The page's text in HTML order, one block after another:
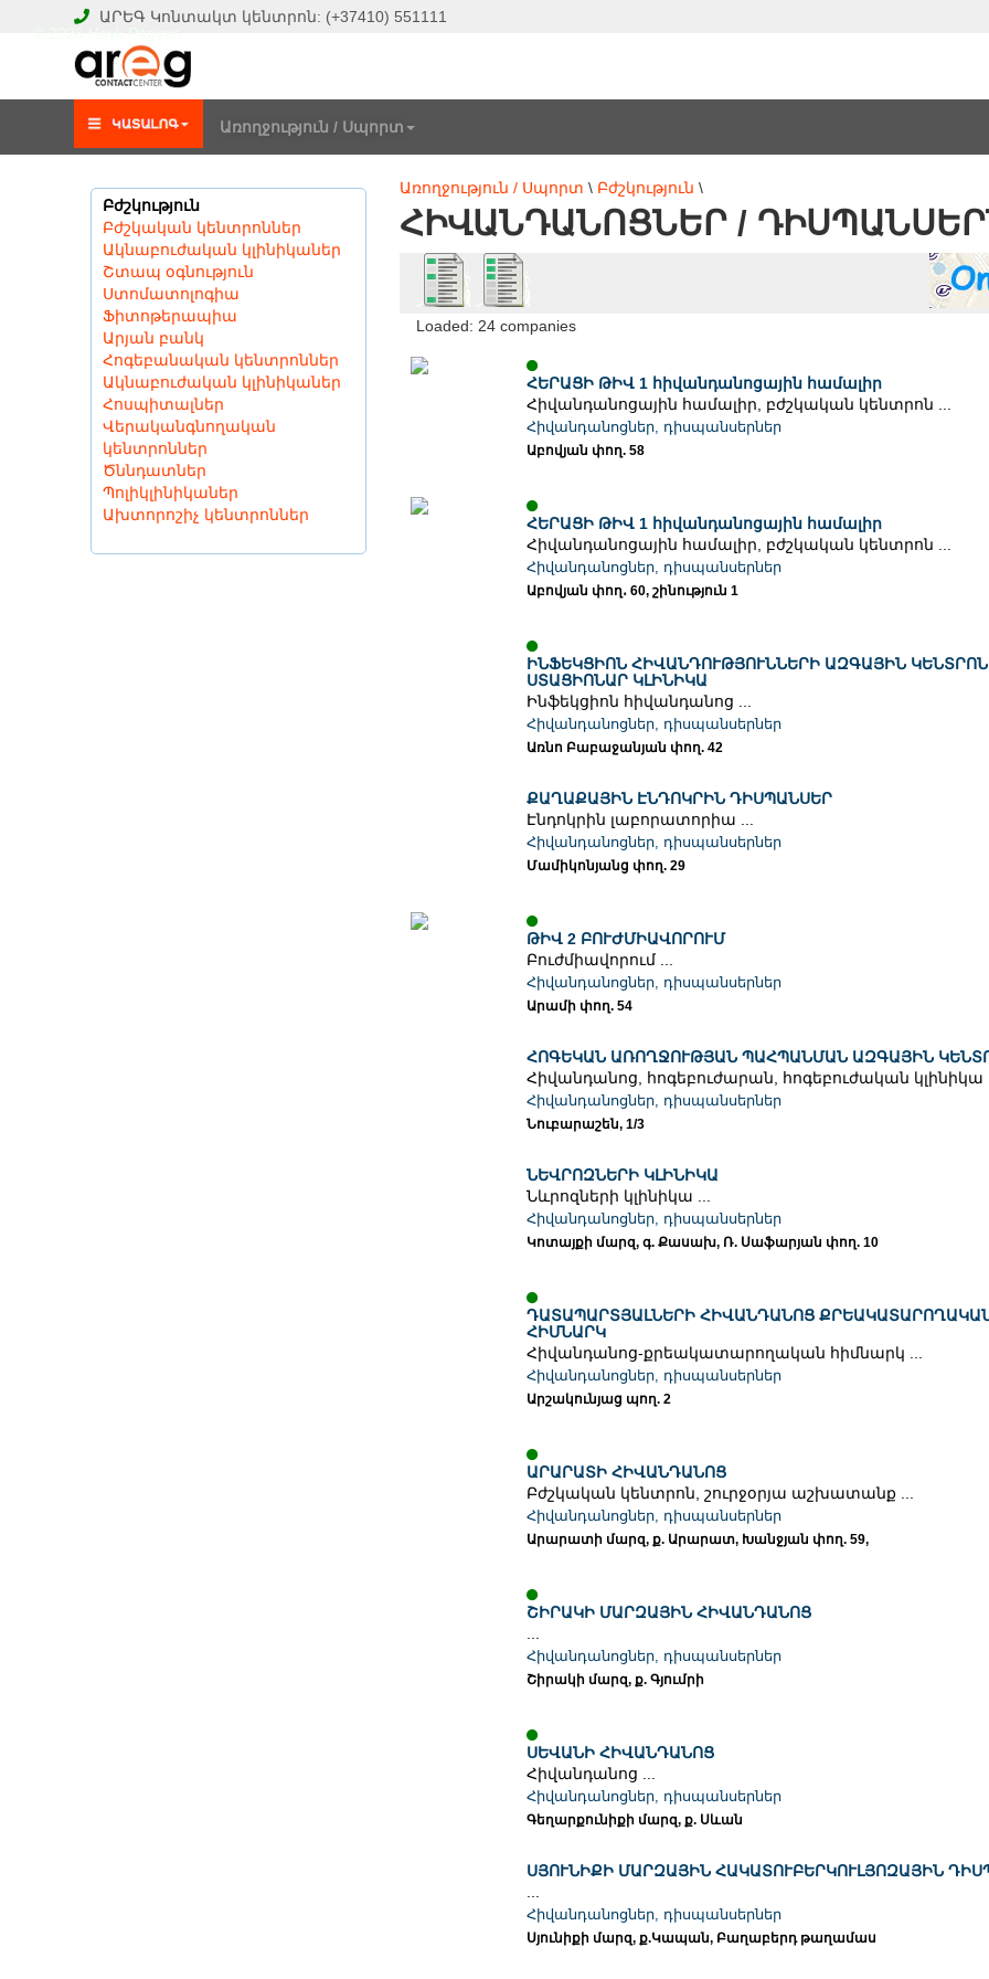
ԱՐԵԳ Կոնտակտ կենտրոն: (+37410) 551111
Առողջություն / Սպորտ
Բժշկություն
Բժշկական կենտրոններ
Ակնաբուժական կլինիկաներ
Շտապ օգնություն
Ստոմատոլոգիա
Ֆիտոթերապիա
Արյան բանկ
Հոգեբանական կենտրոններ
Ակնաբուժական կլինիկաներ
Հոսպիտալներ
Վերականգնողական
կենտրոններ
Ծննդատներ
Պոլիկլինիկաներ
Ախտորոշիչ կենտրոններ
Առողջություն / Սպորտ \ Բժշկություն \
ՀԻՎԱՆԴԱՆՈՑՆԵՐ /
Loaded: 24 companies
ՀԵՐԱՑԻ ԹԻՎ 1 հիվանդանոցային համալիր
Հիվանդանոցային համալիր, բժշկական կենտրոն ...
Հիվանդանոցներ, դիսպանսերներ
Աբովյան փող. 58
ՀԵՐԱՑԻ ԹԻՎ 1 հիվանդանոցային համալիր
Հիվանդանոցային համալիր, բժշկական կենտրոն ...
Հիվանդանոցներ, դիսպանսերներ
Աբովյան փող․ 60, շինություն 1
ԻՆՖԵԿՑԻՈՆ ՀԻՎԱՆԴՈՒԹՅՈՒՆՆԵՐԻ ԱԶԳԱՅԻՆ ԿԵՆՏՐՈՆ
ՍՏԱՑԻՈՆԱՐ ԿԼԻՆԻԿԱ
Ինֆեկցիոն հիվանդանոց ...
Հիվանդանոցներ, դիսպանսերներ
Առնո Բաբաջանյան փող. 42
ՔԱՂԱՔԱՅԻՆ ԷՆԴՈԿՐԻՆ ԴԻՍՊԱՆՍԵՐ
Էնդոկրին լաբորատորիա ...
Հիվանդանոցներ, դիսպանսերներ
Մամիկոնյանց փող. 29
ԹԻՎ 2 ԲՈՒԺՄԻԱՎՈՐՈՒՄ
Բուժմիավորում ...
Հիվանդանոցներ, դիսպանսերներ
Արամի փող. 54
ՀՈԳԵԿԱՆ ԱՌՈՂՋՈՒԹՅԱՆ ՊԱՀՊԱՆՄԱՆ ԱԶԳԱՅԻՆ
Հիվանդանոց, հոգեբուժարան, հոգեբուժական կլինիկա
Հիվանդանոցներ, դիսպանսերներ
Նուբարաշեն, 1/3
ՆԵՎՐՈԶՆԵՐԻ ԿԼԻՆԻԿԱ
Նևրոզների կլինիկա ...
Հիվանդանոցներ, դիսպանսերներ
Կոտայքի մարզ, գ. Քասախ, Ռ. Սաֆարյան փող. 10
ԴԱՏԱՊԱՐՏՅԱԼՆԵՐԻ ՀԻՎԱՆԴԱՆՈՑ
ՀԻՄՆԱՐԿ
Հիվանդանոց-քրեակատարողական հիմնարկ ...
Հիվանդանոցներ, դիսպանսերներ
Արշակունյաց պող. 2
ԱՐԱՐԱՏԻ ՀԻՎԱՆԴԱՆՈՑ
Բժշկական կենտրոն, շուրջօրյա աշխատանք ...
Հիվանդանոցներ, դիսպանսերներ
Արարատի մարզ, ք. Արարատ, Խանջյան փող. 59,
ՇԻՐԱԿԻ ՄԱՐԶԱՅԻՆ ՀԻՎԱՆԴԱՆՈՑ
Հիվանդանոցներ, դիսպանսերներ
Շիրակի մարզ, ք. Գյումրի
ՍԵՎԱՆԻ ՀԻՎԱՆԴԱՆՈՑ
Հիվանդանոց ...
Հիվանդանոցներ, դիսպանսերներ
Գեղարքունիքի մարզ, ք. Սևան
ՍՅՈՒՆԻՔԻ ՄԱՐԶԱՅԻՆ ՀԱԿԱՏՈՒԲԵՐԿՈՒԼՅՈԶԱՅԻՆ
Հիվանդանոցներ, դիսպանսերներ
Սյունիքի մարզ, ք.Կապան, Բաղաբերդ թաղամաս